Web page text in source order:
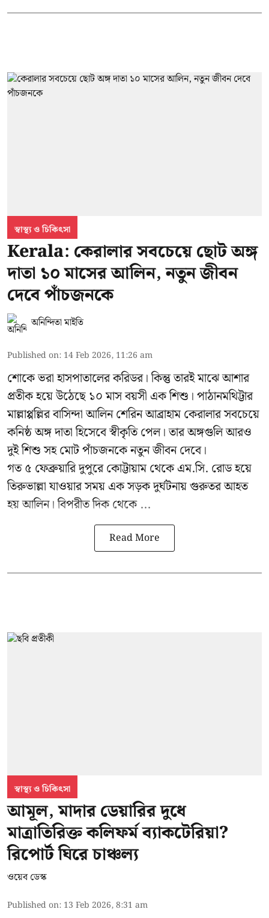
স্বাস্থ্য ও চিকিৎসা
Kerala: কেরালার সবচেয়ে ছোট অঙ্গ
দাতা ১০ মাসের আলিন, নতুন জীবন
দেবে পাঁচজনকে
অনিন্দিতা মাইতি
Published on: 14 Feb 2026, 11:26 am
শোকে ভরা হাসপাতালের করিডর। কিন্তু তারই মাঝে আশার
প্রতীক হয়ে উঠেছে ১০ মাস বয়সী এক শিশু। পাঠানমথিট্টার
মাল্লাপ্পল্লির বাসিন্দা আলিন শেরিন আব্রাহাম কেরালার সবচেয়ে
কনিষ্ঠ অঙ্গ দাতা হিসেবে স্বীকৃতি পেল। তার অঙ্গগুলি আরও
দুই শিশু সহ মোট পাঁচজনকে নতুন জীবন দেবে।
গত ৫ ফেব্রুয়ারি দুপুরে কোট্টায়াম থেকে এম.সি. রোড হয়ে
তিরুভাল্লা যাওয়ার সময় এক সড়ক দুর্ঘটনায় গুরুতর আহত
হয় আলিন। বিপরীত দিক থেকে ...
Read More
স্বাস্থ্য ও চিকিৎসা
আমূল, মাদার ডেয়ারির দুধে
মাত্রাতিরিক্ত কলিফর্ম ব্যাকটেরিয়া?
রিপোর্ট ঘিরে চাঞ্চল্য
ওয়েব ডেস্ক
Published on: 13 Feb 2026, 8:31 am